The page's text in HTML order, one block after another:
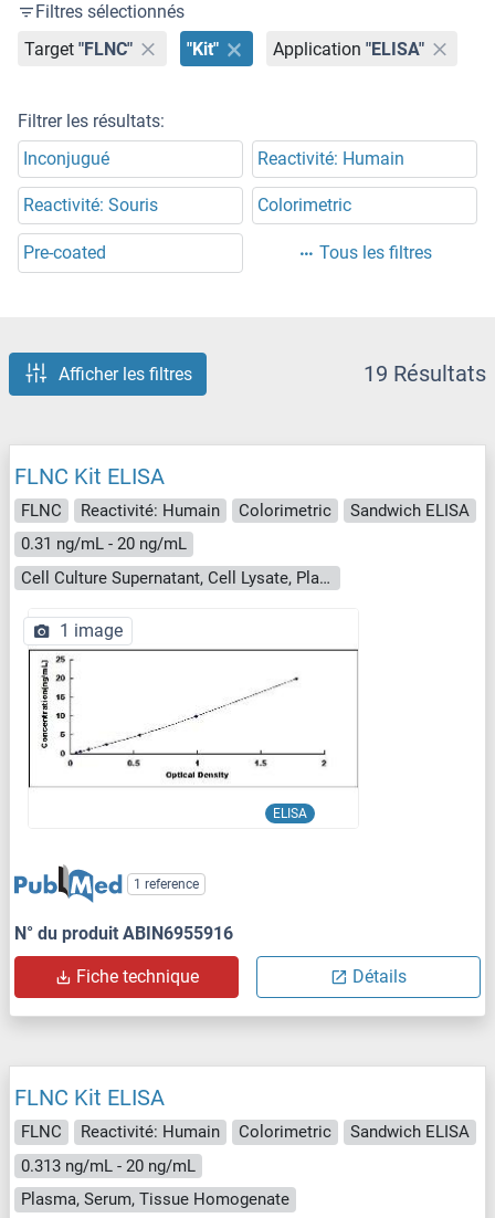
Filtres sélectionnés
Target "FLNC" "Kit" Application "ELISA"
Filtrer les résultats:
Inconjugué
Reactivité: Humain
Reactivité: Souris Colorimetric
Pre-coated Tous les filtres
Afficher les filtres 19 Résultats
FLNC Kit ELISA
FLNC Reactivité: Humain Colorimetric
Sandwich ELISA
0.31 ng/mL - 20 ng/mL
Cell Culture Supernatant, Cell Lysate, Plasma, Serum, Tissue Homogenate
ELISA
1 image
1 reference
N° du produit ABIN6955916
Fiche technique Détails
FLNC Kit ELISA
FLNC Reactivité: Humain Colorimetric
Sandwich ELISA
0.313 ng/mL - 20 ng/mL
Plasma, Serum, Tissue Homogenate